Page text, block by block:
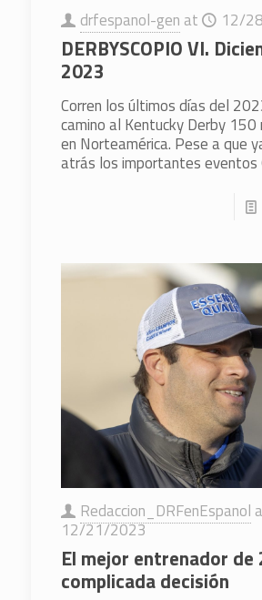
drfespanol-gen at 12/
DERBYSCOPIO VI.
2023
Corren los últimos días del
camino al Kentucky Derby
en Norteamérica. Pese a que
atrás los importantes eventos
Redaccion_DRFenEspanol
12/21/2023
El mejor entrenador de
complicada decisión